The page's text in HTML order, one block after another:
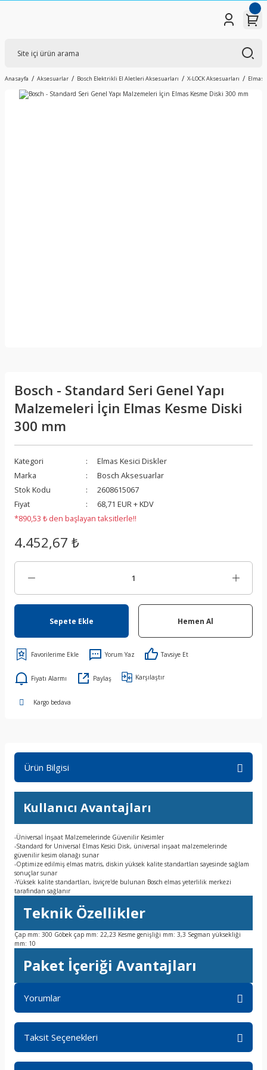
Anasayfa Aksesuarlar Bosch Elektrikli El Aletleri Aksesuarları X-LOCK Aksesuarları Elmas
Bosch - Standard Seri Genel Yapı
Malzemeleri İçin Elmas Kesme Diski
300 mm
Kategori
Elmas Kesici Diskler
Marka
Bosch Aksesuarlar
Stok Kodu
2608615067
Fiyat
68,71 EUR + KDV
*890,53 ₺ den başlayan taksitlerle!!
4.452,67 ₺
Sepete Ekle Hemen Al
Yorum Yaz Tavsiye Et
Fiyatı Alarmı Paylaş Karşılaştır
Kargo bedava
Ürün Bilgisi
Kullanıcı Avantajları
-Üniversal İnşaat Malzemelerinde Güvenilir Kesimler
-Standard for Universal Elmas Kesici Disk, üniversal inşaat malzemelerinde
güvenilir kesim olanağı sunar
-Optimize edilmiş elmas matris, diskin yüksek kalite standartları sayesinde sağlam
sonuçlar sunar
-Yüksek kalite standartları, İsviçre'de bulunan Bosch elmas yeterlilik merkezi
tarafından sağlanır
Teknik Özellikler
Çap mm: 300 Göbek çap mm: 22,23 Kesme genişliği mm: 3,3 Segman yüksekliği
mm: 10
Paket İçeriği Avantajları
Yorumlar
Taksit Seçenekleri